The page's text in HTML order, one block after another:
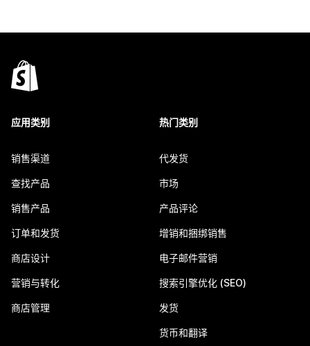
应用类别
销售渠道
查找产品
销售产品
订单和发货
商店设计
营销与转化
商店管理
热门类别
代发货
市场
产品评论
增销和捆绑销售
电子邮件营销
搜索引擎优化 (SEO)
发货
货币和翻译